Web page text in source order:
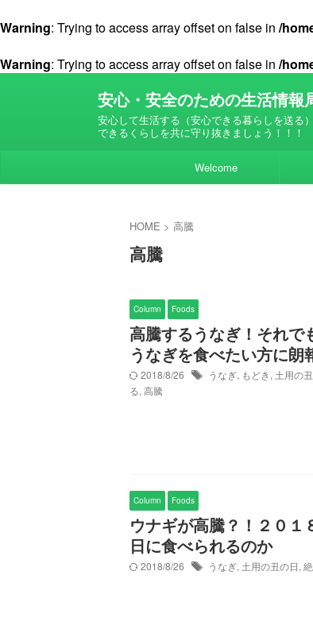
Warning: Trying to access array offset on false in /
Warning: Trying to access array offset on false in /
安心・安全のための生活情報
安心して生活する（安心できる暮らしを送
できるくらしを共に守り抜きましょう！！！
Welcome
HOME > 高騰
高騰
Column Foods
高騰するうなぎ！それで
うなぎを食べたい方に朗
2018/8/26 うなぎ, もどき, 土用の
る, 高騰
Column Foods
ウナギが高騰？！２０１
日に食べられるのか
2018/8/26 うなぎ, 土用の丑の日,